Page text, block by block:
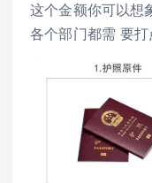
这个金额你可以想
各个部门都需 要打